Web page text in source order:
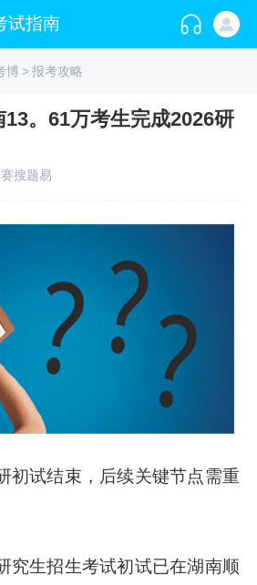
试指南
博>报考攻略
。61万考生完成2026研
搜题易
初试结束，后续关键节点需重
究生招生考试初试已在湖南顺